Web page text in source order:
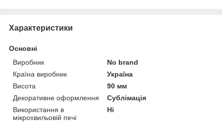
Характеристики
Основні
Виробник
No brand
Країна виробник
Україна
Висота
90 мм
Декоративне оформлення
Сублімація
Використання в
мікрохвильовій печі
Ні